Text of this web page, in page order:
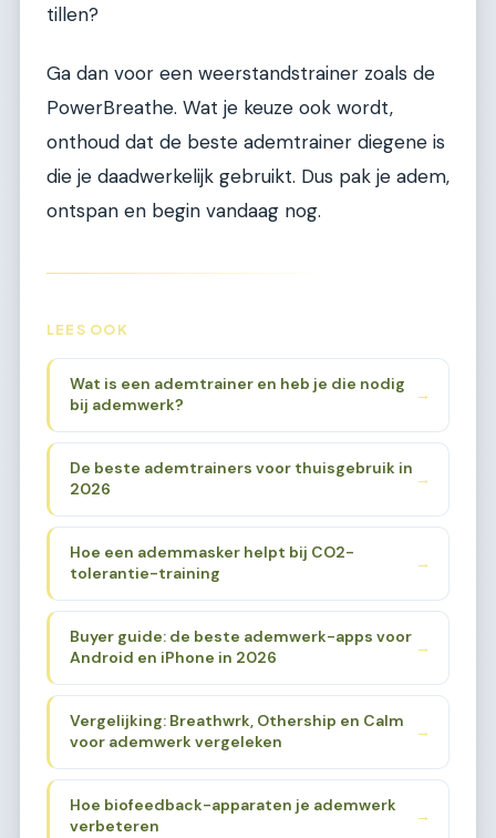
tillen?
Ga dan voor een weerstandstrainer zoals de
PowerBreathe. Wat je keuze ook wordt,
onthoud dat de beste ademtrainer diegene is
die je daadwerkelijk gebruikt. Dus pak je adem,
ontspan en begin vandaag nog.
LEES OOK
Wat is een ademtrainer en heb je die nodig
bij ademwerk?
→
De beste ademtrainers voor thuisgebruik in
2026
→
Hoe een ademmasker helpt bij CO2-
tolerantie-training
→
Buyer guide: de beste ademwerk-apps voor
Android en iPhone in 2026
→
Vergelijking: Breathwrk, Othership en Calm
voor ademwerk vergeleken
→
Hoe biofeedback-apparaten je ademwerk
verbeteren
→